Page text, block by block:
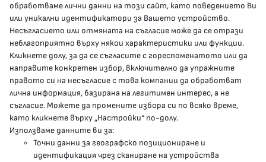
delovodstvo@mh.government.bg
presscenter@mh.government.bg
МЗ В СОЦИАЛНИТЕ МРЕЖИ
Facebook страница
Instragram профил
YouTube канал
обработваме лични данни на този сайт, като поведението Ви
или уникални идентификатори за Вашето устройство.
Несъгласието или отмяната на съгласие може да се отрази
неблагоприятно върху някои характеристики или функции.
Кликнете долу, за да се съгласите с гореспоменатото или да
направите конкретен избор, включително да упражните
правото си на несъгласие с това компании да обработват
лична информация, базирана на легитимен интерес, а не
съгласие. Можете да промените избора си по всяко време,
като кликнете върху „Настройки“ по-долу.
Използваме данните ви за:
Точни данни за географско позициониране и
идентификация чрез сканиране на устройства